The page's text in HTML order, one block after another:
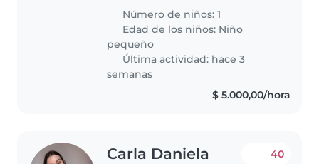
Necesitamos alguien
responsable que le acompañe
en sus juegos y aventuras en
casa
Número de niños: 1
Edad de los niños: Niño
pequeño
Última actividad: hace 3
semanas
$ 5.000,00/hora
Carla Daniela 40